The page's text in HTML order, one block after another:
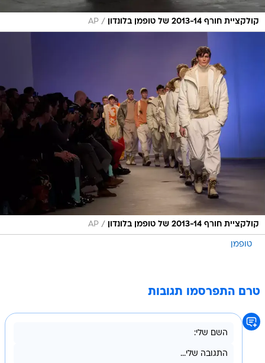
קולקציית חורף 2013-14 של טופמן בלונדון /
AP
קולקציית חורף 2013-14 של טופמן בלונדון /
AP
טופמן
טרם התפרסמו תגובות